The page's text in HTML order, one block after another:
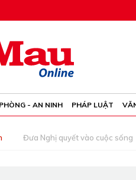
- AN NINH PHÁP LUẬT
Đưa Nghị quyết vào cuộc sống